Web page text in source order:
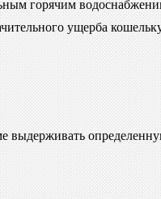
горячим
ущерба
выдерживать